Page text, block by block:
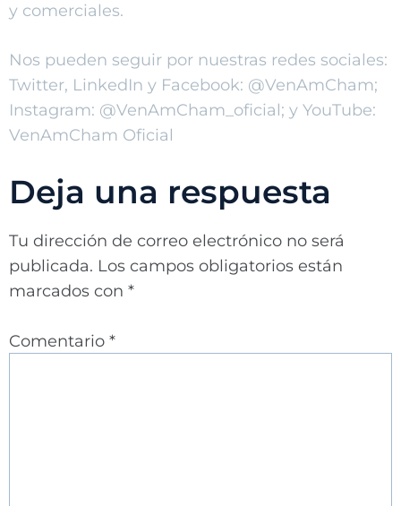
y comerciales.
Nos pueden seguir por nuestras redes sociales:
Twitter, LinkedIn y Facebook: @VenAmCham;
Instagram: @VenAmCham_oficial; y YouTube:
VenAmCham Oficial
Deja una respuesta
Tu dirección de correo electrónico no será
publicada. Los campos obligatorios están
marcados con *
Comentario *